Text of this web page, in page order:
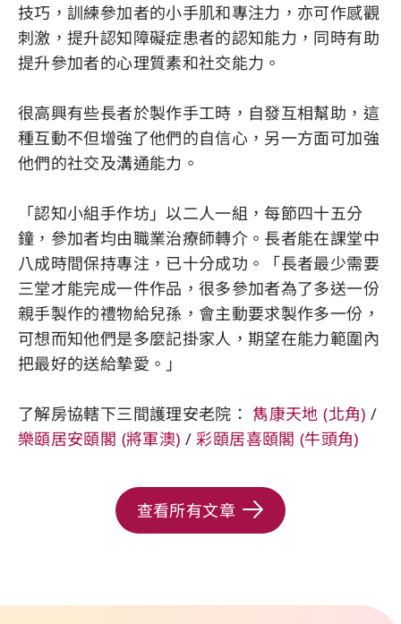
技巧，訓練參加者的小手肌和專注力，亦可作感觀
刺激，提升認知障礙症患者的認知能力，同時有助
提升參加者的心理質素和社交能力。
很高興有些長者於製作手工時，自發互相幫助，這
種互動不但增強了他們的自信心，另一方面可加強
他們的社交及溝通能力。
「認知小組手作坊」以二人一組，每節四十五分
鐘，參加者均由職業治療師轉介。長者能在課堂中
八成時間保持專注，已十分成功。「長者最少需要
三堂才能完成一件作品，很多參加者為了多送一份
親手製作的禮物給兒孫，會主動要求製作多一份，
可想而知他們是多麼記掛家人，期望在能力範圍內
把最好的送給摯愛。」
了解房協轄下三間護理安老院： 雋康天地 (北角) /
樂頤居安頤閣 (將軍澳) /彩頤居喜頤閣 (牛頭角)
查看所有文章